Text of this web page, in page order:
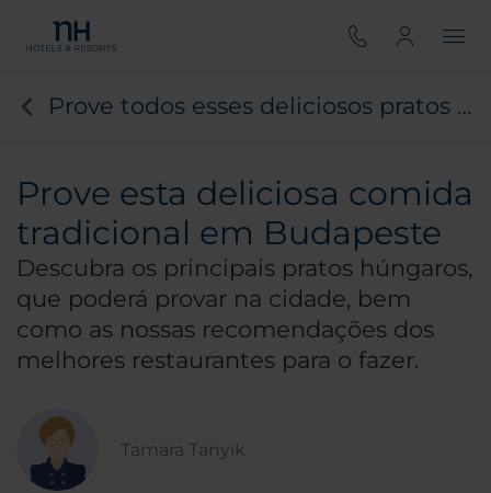
Prove todos esses deliciosos pratos tradicionais em Budapeste
Prove esta deliciosa comida
tradicional em Budapeste
Descubra os principais pratos húngaros,
que poderá provar na cidade, bem
como as nossas recomendações dos
melhores restaurantes para o fazer.
Tamara Tanyik